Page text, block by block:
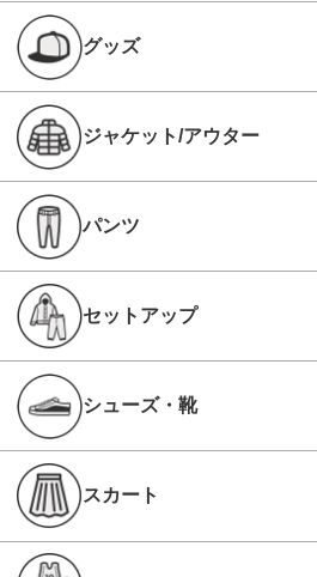
グッズ
ジャケット/アウター
パンツ
セットアップ
シューズ・靴
スカート